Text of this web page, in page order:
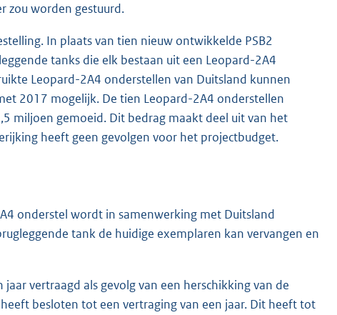
zou worden gestuurd.
In plaats van tien nieuw ontwikkelde PSB2
tanks die elk bestaan uit een Leopard-2A4
Leopard-2A4 onderstellen van Duitsland kunnen
2017 mogelijk. De tien Leopard-2A4 onderstellen
miljoen gemoeid. Dit bedrag maakt deel uit van het
heeft geen gevolgen voor het projectbudget.
onderstel wordt in samenwerking met Duitsland
tank de huidige exemplaren kan vervangen en
vertraagd als gevolg van een herschikking van de
besloten tot een vertraging van een jaar. Dit heeft tot